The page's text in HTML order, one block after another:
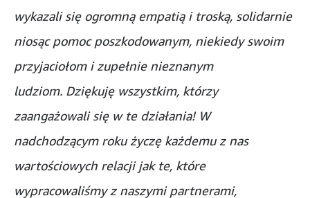
wykazali się ogromną empatią i troską, solidarnie
niosąc pomoc poszkodowanym, niekiedy swoim
przyjaciołom i zupełnie nieznanym
ludziom. Dziękuję wszystkim, którzy
zaangażowali się w te działania! W
nadchodzącym roku życzę każdemu z nas
wartościowych relacji jak te, które
wypracowaliśmy z naszymi partnerami,